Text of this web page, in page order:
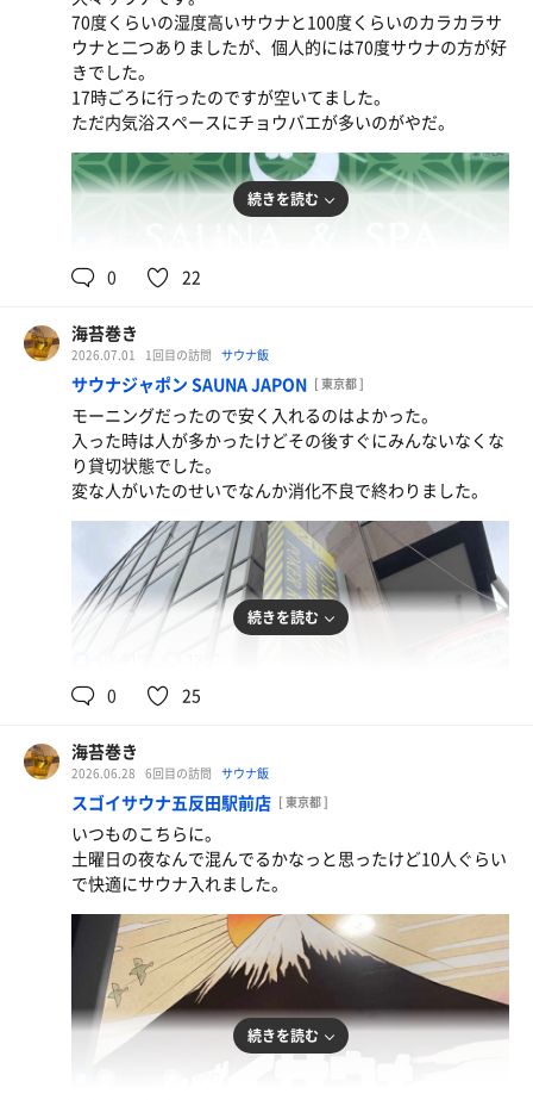
酸辣湯麺
どこもやっておらず
瓶ビール
70度くらいの湿度高いサウナと100度くらいのカラカラサ
ウナと二つありましたが、個人的には70度サウナの方が好
きでした。
17時ごろに行ったのですが空いてました。
ただ内気浴スペースにチョウバエが多いのがやだ。
中華風冷奴
美味しい
生ビール
続きを読む
0 22
海苔巻き
2026.07.01 1回目の訪問 サウナ飯
サウナジャポン SAUNA JAPON [ 東京都 ]
モーニングだったので安く入れるのはよかった。
入った時は人が多かったけどその後すぐにみんないなくな
り貸切状態でした。
変な人がいたのせいでなんか消化不良で終わりました。
続きを読む
0 25
海苔巻き
2026.06.28 6回目の訪問 サウナ飯
スゴイサウナ五反田駅前店 [ 東京都 ]
いつものこちらに。
土曜日の夜なんで混んでるかなっと思ったけど10人ぐらい
で快適にサウナ入れました。
続きを読む